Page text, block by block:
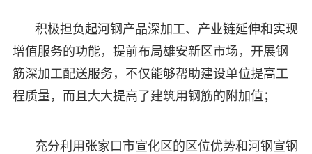
积极担负起河钢产品深加工、产业链延伸和实现
增值服务的功能，提前布局雄安新区市场，开展钢
筋深加工配送服务，不仅能够帮助建设单位提高工
程质量，而且大大提高了建筑用钢筋的附加值；
充分利用张家口市宣化区的区位优势和河钢宣钢